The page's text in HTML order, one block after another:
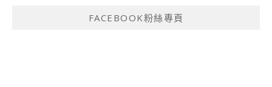
FACEBOOK粉絲專頁